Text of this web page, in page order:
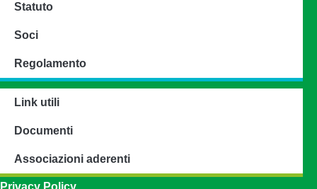
Statuto
Soci
Regolamento
Link utili
Documenti
Associazioni aderenti